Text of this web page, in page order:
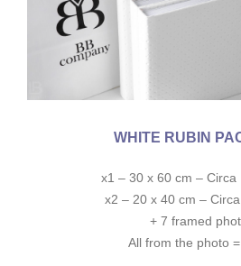
WHITE RUBIN
x1 – 30 x 60 cm – Circa
x2 – 20 x 40 cm –
+ 7 framed
All from the photo